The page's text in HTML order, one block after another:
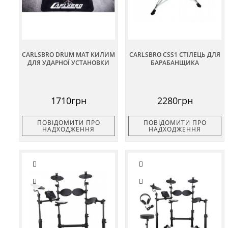
CARLSBRO DRUM MAT КИЛИМ
ДЛЯ УДАРНОЇ УСТАНОВКИ
1710грн
ПОВІДОМИТИ ПРО
НАДХОДЖЕННЯ
CARLSBRO CSS1 СТІЛЕЦЬ ДЛЯ
БАРАБАНЩИКА
2280грн
ПОВІДОМИТИ ПРО
НАДХОДЖЕННЯ